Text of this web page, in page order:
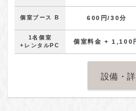
個室ブース B 600円/30分
1名個室
+レンタルPC
個室料金 + 1,100
設備・